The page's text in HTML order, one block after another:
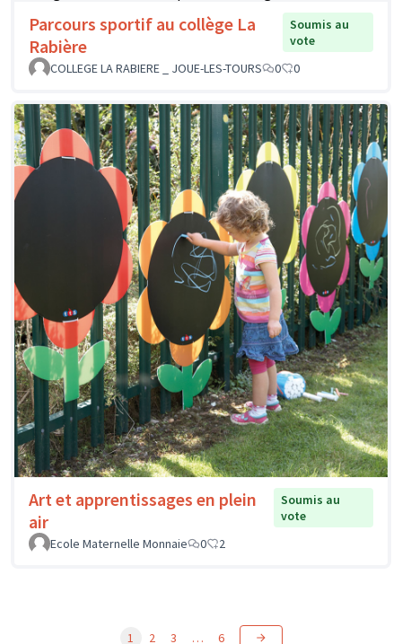
Parcours sportif au collège La
Rabière
Soumis au
vote
COLLEGE LA RABIERE _ JOUE-LES-TOURS
0 0
Art et apprentissages en plein
air
Soumis au
vote
Ecole Maternelle Monnaie
0 2
1 2 3 … 6